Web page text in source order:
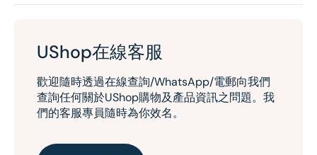
UShop在線客服
歡迎隨時透過在線查詢/WhatsApp/電郵向我們
查詢任何關於UShop購物及產品資訊之問題。我
們的客服專員隨時為你效名。